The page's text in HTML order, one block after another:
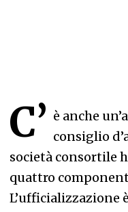
C’ è anche
consiglio
società consortile
quattro
L’ufficializzazione